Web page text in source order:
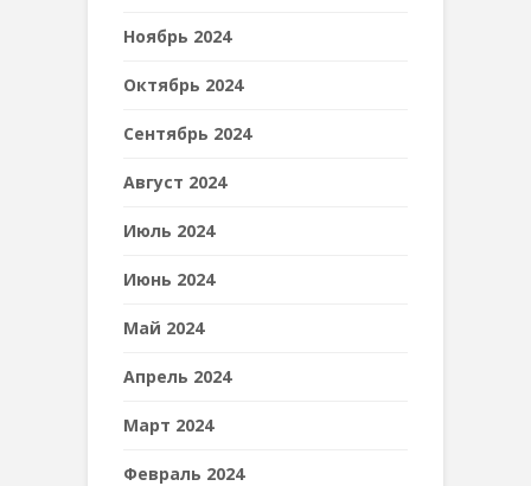
Ноябрь 2024
Октябрь 2024
Сентябрь 2024
Август 2024
Июль 2024
Июнь 2024
Май 2024
Апрель 2024
Март 2024
Февраль 2024